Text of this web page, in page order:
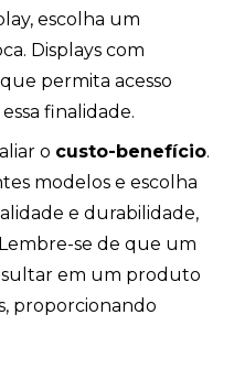
escolha um
Displays com
permita acesso
finalidade.
o custo-benefício.
modelos e escolha
e durabilidade,
se de que um
em um produto
proporcionando